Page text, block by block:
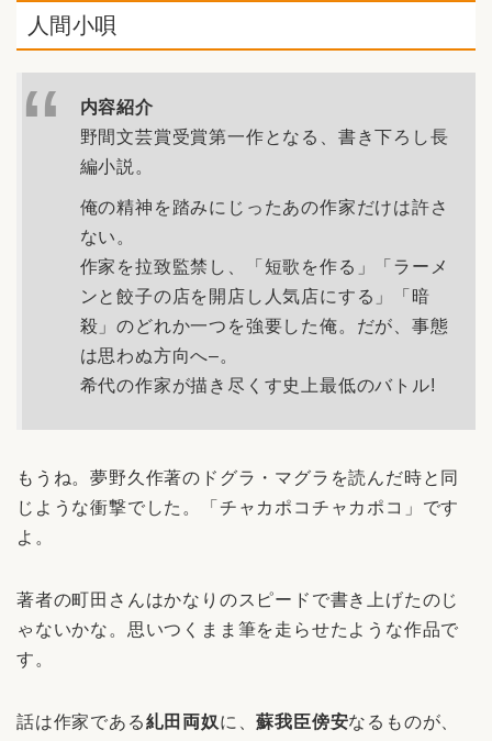
人間小唄
内容紹介
野間文芸賞受賞第一作となる、書き下ろし長
編小説。
俺の精神を踏みにじったあの作家だけは許さ
ない。
作家を拉致監禁し、「短歌を作る」「ラーメ
ンと餃子の店を開店し人気店にする」「暗
殺」のどれか一つを強要した俺。だが、事態
は思わぬ方向へ–。
希代の作家が描き尽くす史上最低のバトル!
もうね。夢野久作著のドグラ・マグラを読んだ時と同
じような衝撃でした。「チャカポコチャカポコ」です
よ。
著者の町田さんはかなりのスピードで書き上げたのじ
ゃないかな。思いつくまま筆を走らせたような作品で
す。
話は作家である糺田両奴に、蘇我臣傍安なるものが、